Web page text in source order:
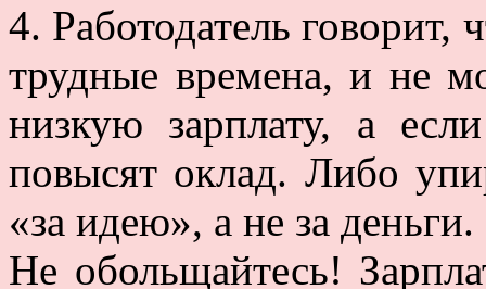
4. Работодатель говорит,
трудные времена, и не
низкую зарплату, а
повысят оклад. Либо
«за идею», а не за деньги.
Не обольщайтесь!